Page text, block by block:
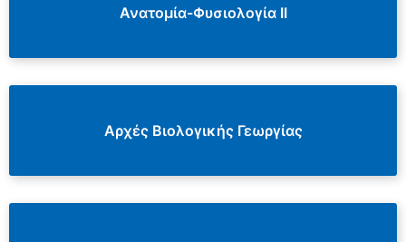
Ανατομία-Φυσιολογία ΙΙ
Αρχές Βιολογικής Γεωργίας